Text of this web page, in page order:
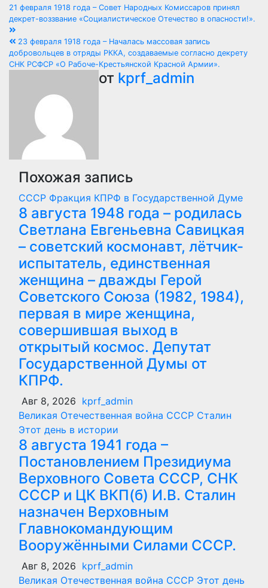
Навигация
по
записям
21 февраля 1918 года – Совет Народных Комиссаров принял
декрет-воззвание «Социалистическое Отечество в опасности!».
23 февраля 1918 года – Началась массовая запись
добровольцев в отряды РККА, создаваемые согласно декрету
СНК РСФСР «О Рабоче-Крестьянской Красной Армии».
от kprf_admin
Похожая запись
СССР Фракция КПРФ в Государственной Думе
8 августа 1948 года – родилась
Светлана Евгеньевна Савицкая
– советский космонавт, лётчик-
испытатель, единственная
женщина – дважды Герой
Советского Союза (1982, 1984),
первая в мире женщина,
совершившая выход в
открытый космос. Депутат
Государственной Думы от
КПРФ.
Авг 8, 2026 kprf_admin
Великая Отечественная война СССР Сталин
Этот день в истории
8 августа 1941 года –
Постановлением Президиума
Верховного Совета СССР, СНК
СССР и ЦК ВКП(б) И.В. Сталин
назначен Верховным
Главнокомандующим
Вооружёнными Силами СССР.
Авг 8, 2026 kprf_admin
Великая Отечественная война СССР Этот день